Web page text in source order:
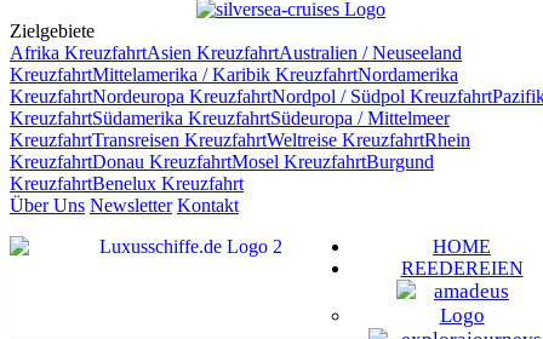
Zielgebiete
Afrika KreuzfahrtAsien KreuzfahrtAustralien / Neuseeland
KreuzfahrtMittelamerika / Karibik KreuzfahrtNordamerika
KreuzfahrtNordeuropa KreuzfahrtNordpol / Südpol Kreuzfahrt
KreuzfahrtSüdamerika KreuzfahrtSüdeuropa / Mittelmeer
KreuzfahrtTransreisen KreuzfahrtWeltreise KreuzfahrtRhein
KreuzfahrtDonau KreuzfahrtMosel KreuzfahrtBurgund
KreuzfahrtBenelux Kreuzfahrt
Über Uns Newsletter Kontakt
HOME
REEDEREIEN